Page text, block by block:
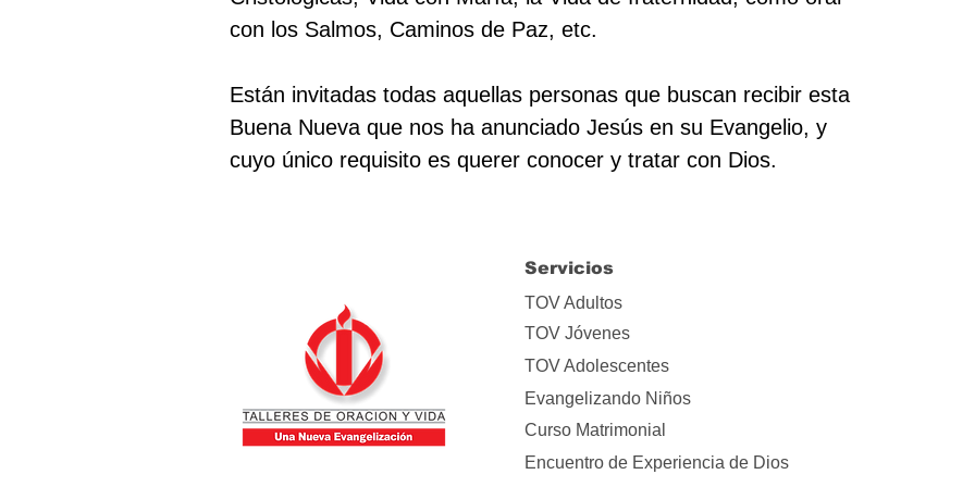
con los Salmos, Caminos de Paz, etc.
Están invitadas todas aquellas personas que buscan recibir esta
Buena Nueva que nos ha anunciado Jesús en su Evangelio, y
cuyo único requisito es querer conocer y tratar con Dios.
Servicios
TOV Adultos
TOV Jóvenes
TOV Adolescentes
Evangelizando Niños
Curso Matrimonial
Encuentro de Experiencia de Dios